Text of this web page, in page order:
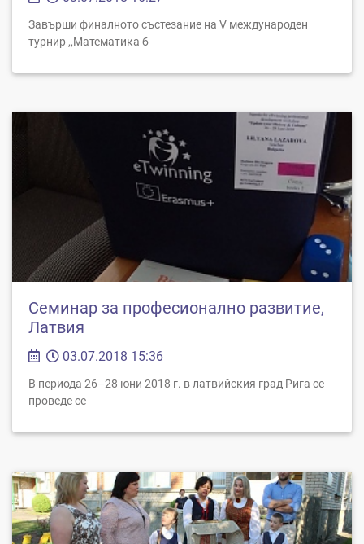
Завърши финалното състезание на V международен
турнир ,,Математика б
Семинар за професионално развитие,
Латвия
03.07.2018 15:36
В периода 26–28 юни 2018 г. в латвийския град Рига се
проведе се